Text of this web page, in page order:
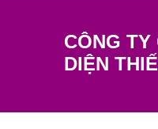
CÔNG
DIỆN